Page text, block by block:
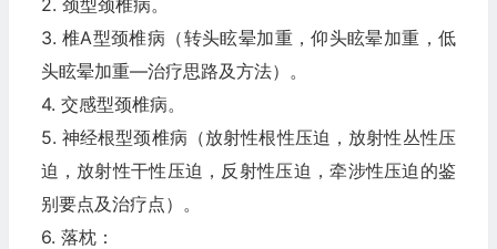
2. 颈型颈椎病。
3. 椎A型颈椎病（转头眩晕加重，仰头眩晕加重，低
头眩晕加重—治疗思路及方法）。
4. 交感型颈椎病。
5. 神经根型颈椎病（放射性根性压迫，放射性丛性压
迫，放射性干性压迫，反射性压迫，牵涉性压迫的鉴
别要点及治疗点）。
6. 落枕：